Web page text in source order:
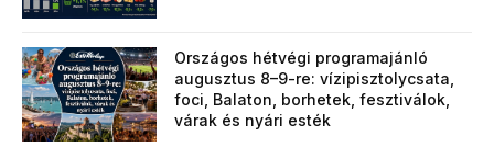
Országos hétvégi programajánló
augusztus 8–9-re: vízipisztolycsata,
foci, Balaton, borhetek, fesztiválok,
várak és nyári esték